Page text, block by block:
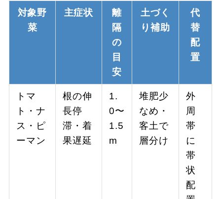
対象野
菜
主症状
離
隔
の
目
安
土づく
り補助
代
替
配
置
トマ
ト・ナ
ス・ピ
ーマン
根の伸
長停
滞・着
果遅延
1.
0〜
1.5
m
堆肥少
なめ・
客土で
層分け
外
周
帯
に
帯
状
配